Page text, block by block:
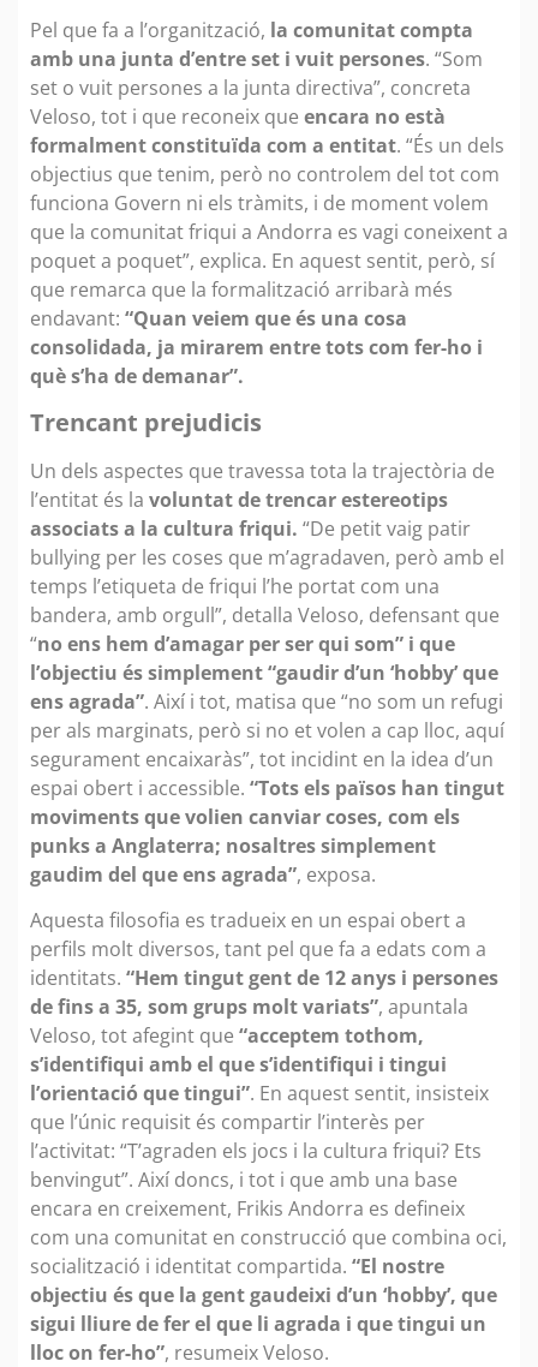
Pel que fa a l’organització, la comunitat compta
amb una junta d’entre set i vuit persones. “Som
set o vuit persones a la junta directiva”, concreta
Veloso, tot i que reconeix que encara no està
formalment constituïda com a entitat. “És un dels
objectius que tenim, però no controlem del tot com
funciona Govern ni els tràmits, i de moment volem
que la comunitat friqui a Andorra es vagi coneixent a
poquet a poquet”, explica. En aquest sentit, però, sí
que remarca que la formalització arribarà més
endavant: “Quan veiem que és una cosa
consolidada, ja mirarem entre tots com fer-ho i
què s’ha de demanar”.
Trencant prejudicis
Un dels aspectes que travessa tota la trajectòria de
l’entitat és la voluntat de trencar estereotips
associats a la cultura friqui. “De petit vaig patir
bullying per les coses que m’agradaven, però amb el
temps l’etiqueta de friqui l’he portat com una
bandera, amb orgull”, detalla Veloso, defensant que
“no ens hem d’amagar per ser qui som” i que
l’objectiu és simplement “gaudir d’un ‘hobby’ que
ens agrada”. Així i tot, matisa que “no som un refugi
per als marginats, però si no et volen a cap lloc, aquí
segurament encaixaràs”, tot incidint en la idea d’un
espai obert i accessible. “Tots els països han tingut
moviments que volien canviar coses, com els
punks a Anglaterra; nosaltres simplement
gaudim del que ens agrada”, exposa.
Aquesta filosofia es tradueix en un espai obert a
perfils molt diversos, tant pel que fa a edats com a
identitats. “Hem tingut gent de 12 anys i persones
de fins a 35, som grups molt variats”, apuntala
Veloso, tot afegint que “acceptem tothom,
s’identifiqui amb el que s’identifiqui i tingui
l’orientació que tingui”. En aquest sentit, insisteix
que l’únic requisit és compartir l’interès per
l’activitat: “T’agraden els jocs i la cultura friqui? Ets
benvingut”. Així doncs, i tot i que amb una base
encara en creixement, Frikis Andorra es defineix
com una comunitat en construcció que combina oci,
socialització i identitat compartida. “El nostre
objectiu és que la gent gaudeixi d’un ‘hobby’, que
sigui lliure de fer el que li agrada i que tingui un
lloc on fer-ho”, resumeix Veloso.